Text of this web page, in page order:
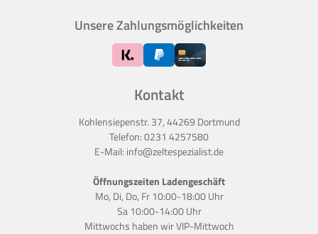
Kontakt
Kohlensiepenstr. 37, 44269 Dortmund
Telefon:0231 4257580
E-Mail: info@zeltespezialist.de
Öffnungszeiten Ladengeschäft
Mo, Di, Do, Fr 10:00-18:00 Uhr
Sa 10:00-14:00 Uhr
Mittwochs haben wirVIP-Mittwoch
Unsere Zahlungsmöglichkeiten